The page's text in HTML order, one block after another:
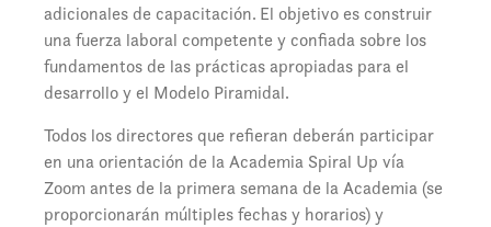
adicionales de capacitación. El objetivo es construir
una fuerza laboral competente y confiada sobre los
fundamentos de las prácticas apropiadas para el
desarrollo y el Modelo Piramidal.
Todos los directores que refieran deberán participar
en una orientación de la Academia Spiral Up vía
Zoom antes de la primera semana de la Academia (se
proporcionarán múltiples fechas y horarios) y